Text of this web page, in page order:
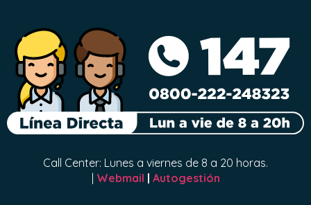
Call Center: Lunes a viernes de 8 a 20 horas.
| Webmail | Autogestión